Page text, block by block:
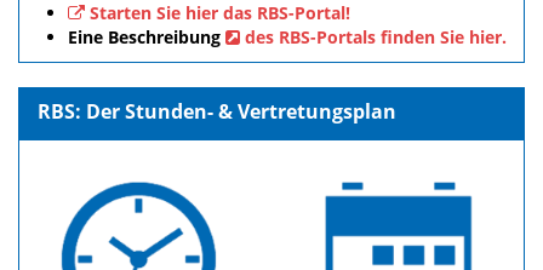
Starten Sie hier das RBS-Portal!
Eine Beschreibung
des RBS-Portals finden Sie hier.
RBS: Der Stunden- & Vertretungsplan